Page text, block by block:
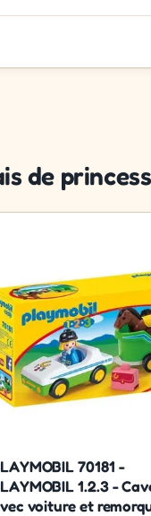
de
70181 -
1.2.3 -
voiture et